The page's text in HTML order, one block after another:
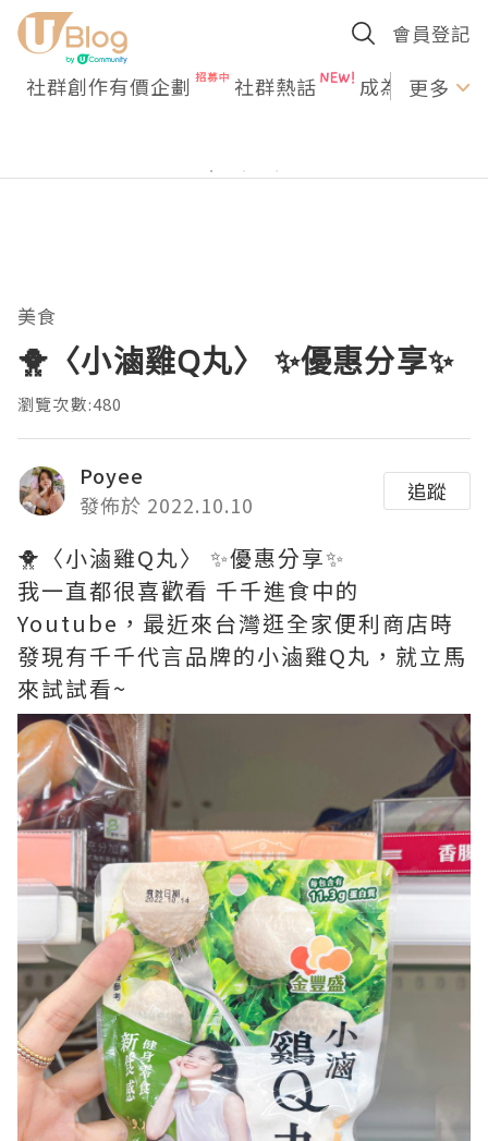
會員登記
社群創作有價企劃 社群熱話 成為U更多
美食
🐥〈小滷雞Q丸〉 ✨優惠分享✨
瀏覽次數:480
Poyee
發佈於 2022.10.10
追蹤
🐥〈小滷雞Q丸〉 ✨優惠分享✨
我一直都很喜歡看 千千進食中的
Youtube，最近來台灣逛全家便利商店時
發現有千千代言品牌的小滷雞Q丸，就立馬
來試試看~